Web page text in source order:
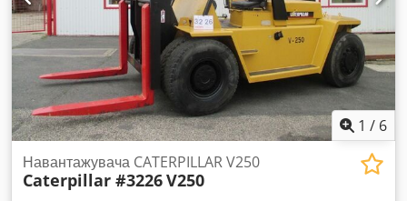
1 / 6
Навантажувача CATERPILLAR V250
Caterpillar #3226V250